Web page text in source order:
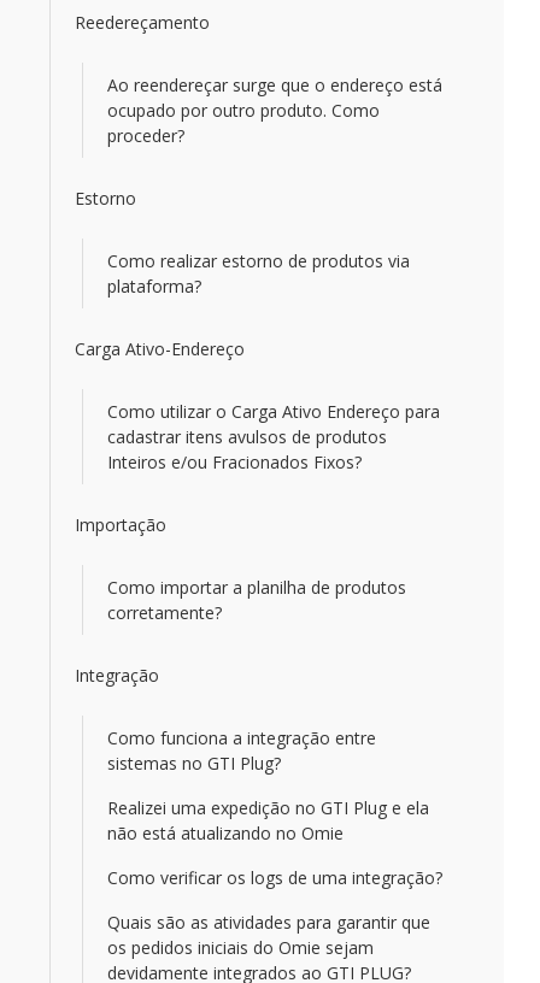
Reedereçamento
Ao reendereçar surge que o endereço está
ocupado por outro produto. Como
proceder?
Estorno
Como realizar estorno de produtos via
plataforma?
Carga Ativo-Endereço
Como utilizar o Carga Ativo Endereço para
cadastrar itens avulsos de produtos
Inteiros e/ou Fracionados Fixos?
Importação
Como importar a planilha de produtos
corretamente?
Integração
Como funciona a integração entre
sistemas no GTI Plug?
Realizei uma expedição no GTI Plug e ela
não está atualizando no Omie
Como verificar os logs de uma integração?
Quais são as atividades para garantir que
os pedidos iniciais do Omie sejam
devidamente integrados ao GTI PLUG?